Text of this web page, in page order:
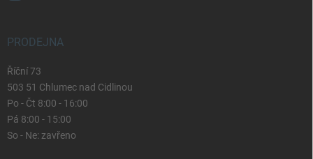
PRODEJNA
Říční 73
503 51 Chlumec nad Cidlinou
Po - Čt 8:00 - 16:00
Pá 8:00 - 15:00
So - Ne: zavřeno